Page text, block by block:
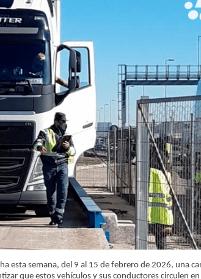
esta semana, del 9 al 15 de febrero de 2026, una
que estos vehículos y sus conductores circulen